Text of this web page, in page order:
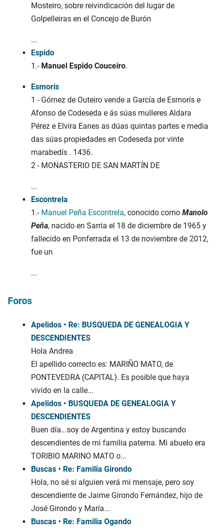
Mosteiro, sobre reivindicación del lugar de
Golpelleiras en el Concejo de Burón
...
Espido
1.- Manuel Espido Couceiro.
Esmorís
1 - Gómez de Outeiro vende a García de Esmorís e
Afonso de Codeseda e ás súas mulleres Aldara
Pérez e Elvira Eanes as dúas quintas partes e media
das súas propiedades en Codeseda por vinte
marabedís . 1436.
2 - MONASTERIO DE SAN MARTÍN DE
...
Escontrela
1.- Manuel Peña Escontrela, conocido como Manolo
Peña, nacido en Sarria el 18 de diciembre de 1965 y
fallecido en Ponferrada el 13 de noviembre de 2012,
fue un
...
Foros
Apelidos • Re: BUSQUEDA DE GENEALOGIA Y
DESCENDIENTES
Hola Andrea
El apellido correcto es: MARIÑO MATO, de
PONTEVEDRA (CAPITAL). Es posible que haya
vivido en la calle...
Apelidos • BUSQUEDA DE GENEALOGIA Y
DESCENDIENTES
Buen día...soy de Argentina y estoy buscando
descendientes de mi familia paterna. Mi abuelo era
TORIBIO MARINO MATO o...
Buscas • Re: Familia Girondo
Hola, no sé si alguien verá mi mensaje, pero soy
descendiente de Jaime Girondo Fernández, hijo de
José Girondo y María...
Buscas • Re: Familia Ogando